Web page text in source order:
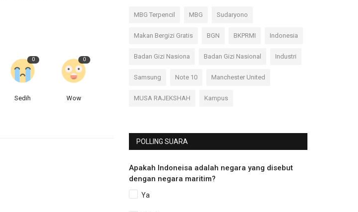
0
Sedih
0
Wow
MBG Terpencil MBG Sudaryono
Makan Bergizi Gratis BGN BKPRMI Indonesia
Badan Gizi Nasiona Badan Gizi Nasional Industri
Samsung Note 10 Manchester United
MUSA RAJEKSHAH Kampus
POLLING SUARA
Apakah Indoneisa adalah negara yang disebut
dengan negara maritim?
Ya